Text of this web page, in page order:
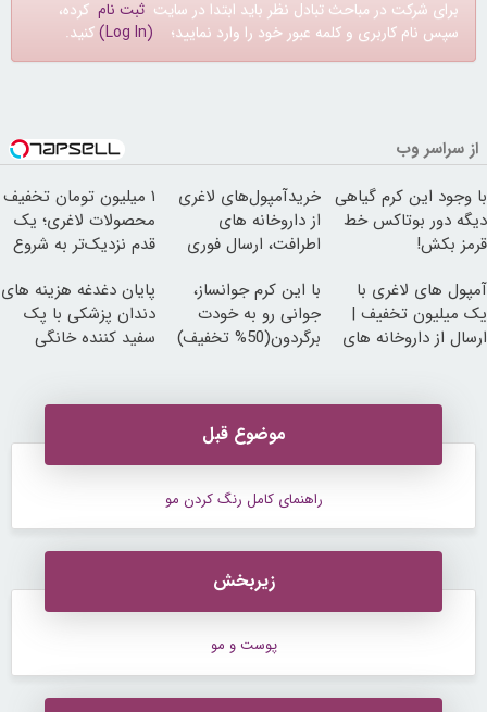
برای شرکت در مباحث تبادل نظر باید ابتدا در سایت ثبت نام کرده،
سپس نام کاربری و کلمه عبور خود را وارد نمایید؛ (Log In) کنید.
از سراسر وب
با وجود این کرم گیاهی
دیگه دور بوتاکس خط
قرمز بکش!
خریدآمپول‌های لاغری
از داروخانه های
اطرافت، ارسال فوری
۱ میلیون تومان تخفیف
محصولات لاغری؛ یک
قدم نزدیک‌تر به شروع
آمپول های لاغری با
یک میلیون تخفیف |
ارسال از داروخانه های
با این کرم جوانساز،
جوانی رو به خودت
برگردون(50% تخفیف)
پایان دغدغه هزینه های
دندان پزشکی با پک
سفید کننده خانگی
موضوع قبل
راهنمای کامل رنگ کردن مو
زیربخش
پوست و مو